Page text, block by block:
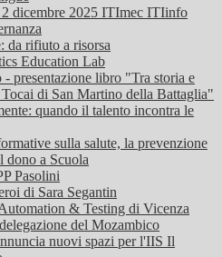
dicembre 2025 ITImec ITIinfo
da rifiuto a risorsa
Education Lab
- presentazione libro "Tra storia e
di San Martino della Battaglia"
quando il talento incontra le
sulla salute, la prevenzione
dono a Scuola
Pasolini
di Sara Segantin
& Testing di Vicenza
del Mozambico
nuovi spazi per l'IIS Il